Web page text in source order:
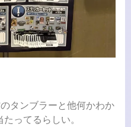
タンブラーと他何かわか
ってるらしい。